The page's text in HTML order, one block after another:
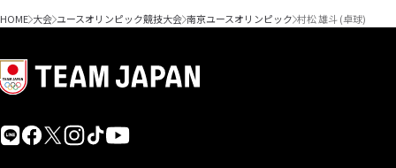
HOME 大会 ユースオリンピック競技大会 南京ユースオリンピック 村松 雄斗 (卓球)